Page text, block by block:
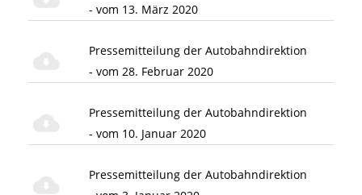
- vom 13. März 2020
Pressemitteilung der Autobahndirektion
- vom 28. Februar 2020
Pressemitteilung der Autobahndirektion
- vom 10. Januar 2020
Pressemitteilung der Autobahndirektion